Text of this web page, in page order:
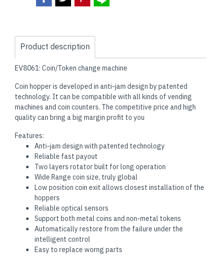
Product description
EV8061: Coin/Token change machine
Coin hopper is developed in anti-jam design by patented
technology. It can be compatible with all kinds of vending
machines and coin counters. The competitive price and high
quality can bring a big margin profit to you
Features:
Anti-jam design with patented technology
Reliable fast payout
Two layers rotator built for long operation
Wide Range coin size, truly global
Low position coin exit allows closest installation of the
hoppers
Reliable optical sensors
Support both metal coins and non-metal tokens
Automatically restore from the failure under the
intelligent control
Easy to replace worng parts